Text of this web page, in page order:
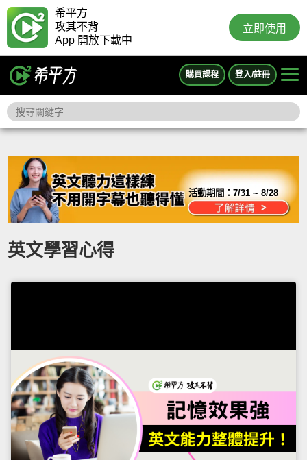
希平方
攻其不背
App 開放下載中
立即使用
購買課程 登入/註冊
活動期間：7/31 ~ 8/28
英文學習心得